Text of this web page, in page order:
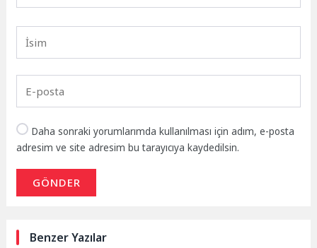
Daha sonraki yorumlarımda kullanılması için adım, e-posta
adresim ve site adresim bu tarayıcıya kaydedilsin.
GÖNDER
Benzer Yazılar